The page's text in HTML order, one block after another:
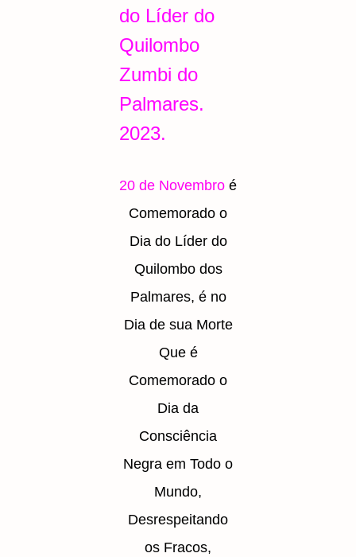
do Líder do
Quilombo
Zumbi do
Palmares.
2023.
20 de Novembro é
Comemorado o
Dia do Líder do
Quilombo dos
Palmares, é no
Dia de sua Morte
Que é
Comemorado o
Dia da
Consciência
Negra em Todo o
Mundo,
Desrespeitando
os Fracos,